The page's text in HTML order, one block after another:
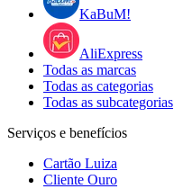
KaBuM!
AliExpress
Todas as marcas
Todas as categorias
Todas as subcategorias
Serviços e benefícios
Cartão Luiza
Cliente Ouro